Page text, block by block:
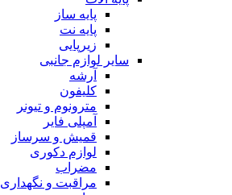
پایه ساز
پایه نت
زیرپایی
سایر لوازم جانبی
آرشه
کلیفون
مترونوم و تیونر
آمپلی فایر
قمیش و سرساز
لوازم دکوری
مضراب
مراقبت و نگهداری